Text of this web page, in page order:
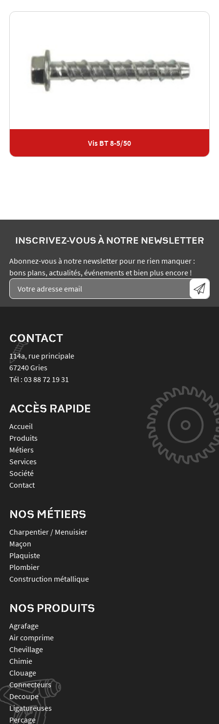
Vis BT 8-5/50
INSCRIVEZ-VOUS À NOTRE NEWSLETTER
Abonnez-vous à notre newsletter pour ne rien manquer :
bons plans, actualités, événements et bien plus encore !
CONTACT
114a, rue principale
67240Gries
Tél : 03 88 72 19 31
ACCÈS RAPIDE
Accueil
Produits
Métiers
Services
Société
Contact
NOS MÉTIERS
Charpentier / Menuisier
Maçon
Plaquiste
Plombier
Construction métallique
NOS PRODUITS
agrafage
air comprime
chevillage
chimie
clouage
connecteurs
decoupe
ligatureuses
percage